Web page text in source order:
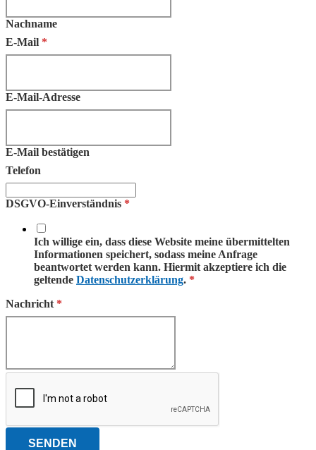
Nachname
E-Mail *
E-Mail-Adresse
E-Mail bestätigen
Telefon
DSGVO-Einverständnis *
Ich willige ein, dass diese Website meine übermittelten
Informationen speichert, sodass meine Anfrage
beantwortet werden kann. Hiermit akzeptiere ich die
geltende Datenschutzerklärung. *
Nachricht *
SENDEN